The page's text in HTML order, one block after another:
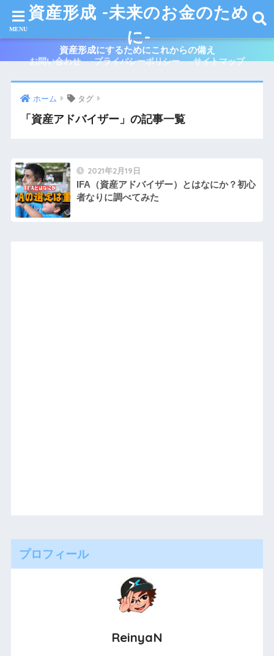
資産形成 -未来のお金のため
に-
お問い合わせ プライバシーポリシー サイトマップ
資産形成にするためにこれからの備え
ホーム タグ
「資産アドバイザー」の記事一覧
2021年2月19日
IFA（資産アドバイザー）とはなにか？初心
者なりに調べてみた
プロフィール
ReinyaN